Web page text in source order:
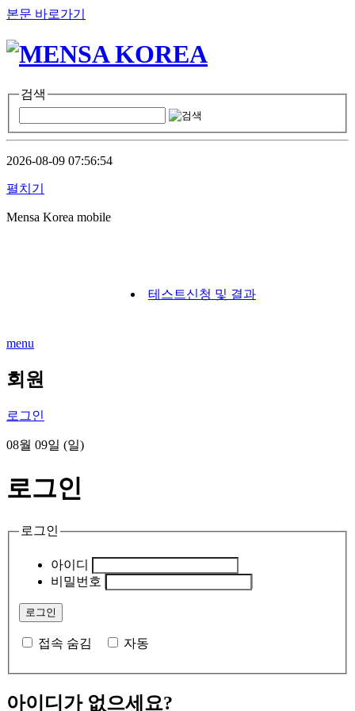
본문 바로가기
검색
2026-08-09 07:56:54
펼치기
Mensa Korea mobile
테스트신청 및 결과
menu
회원
로그인
08월 09일 (일)
로그인
로그인
아이디
비밀번호
접속 숨김 자동
아이디가 없으세요?